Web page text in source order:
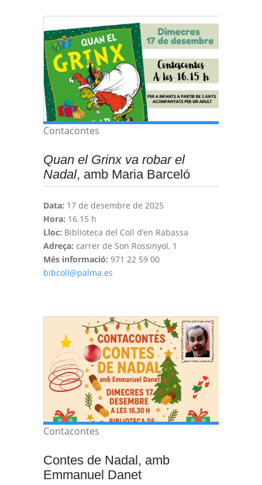
Contacontes
Quan el Grinx va robar el
Nadal, amb Maria Barceló
Data: 17 de desembre de 2025
Hora: 16.15 h
Lloc: Biblioteca del Coll d’en Rabassa
Adreça: carrer de Son Rossinyol, 1
Més informació: 971 22 59 00
bibcoll@palma.es
Contacontes
Contes de Nadal, amb
Emmanuel Danet